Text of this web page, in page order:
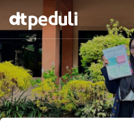
CARI
kebaikan